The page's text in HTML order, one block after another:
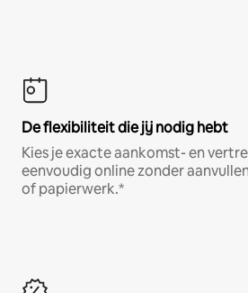
De flexibiliteit die jij nodig hebt
Kies je exacte aankomst- en
eenvoudig online zonder
of papierwerk.*